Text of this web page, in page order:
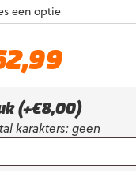
€62,99.
(+€8,00)
karakters: geen